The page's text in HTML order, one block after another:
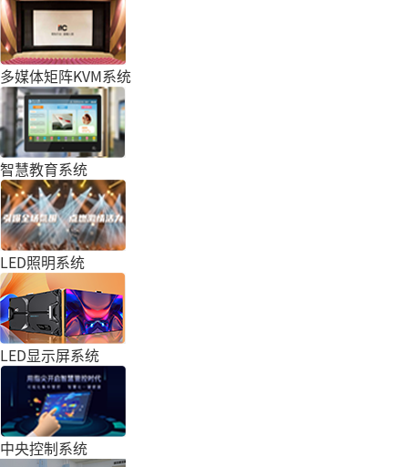
多媒体矩阵KVM系统
智慧教育系统
LED照明系统
LED显示屏系统
中央控制系统